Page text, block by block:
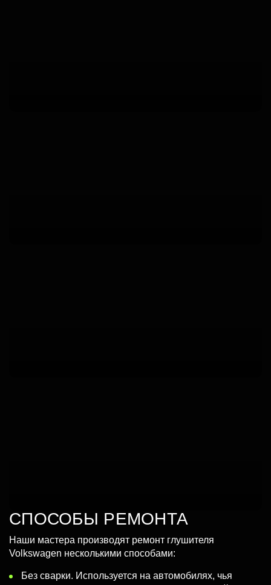
СПОСОБЫ РЕМОНТА
Наши мастера производят ремонт глушителя
Volkswagen несколькими способами:
Без сварки. Используется на автомобилях, чья